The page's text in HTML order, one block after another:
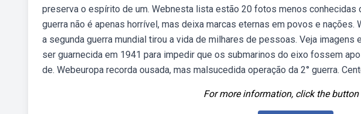
preserva o espírito de um. Webnesta lista estão 20 fotos menos conhecidas
guerra não é apenas horrível, mas deixa marcas eternas em povos e nações.
a segunda guerra mundial tirou a vida de milhares de pessoas. Veja
ser guarnecida em 1941 para impedir que os submarinos do eixo fossem
de. Webeuropa recorda ousada, mas malsucedida operação da 2° guerra.
For more information, click the button